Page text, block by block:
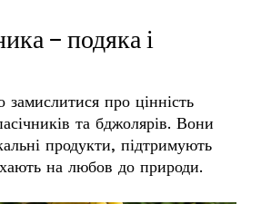
– подяка і
замислитися про цінність
та бджолярів. Вони
продукти, підтримують
на любов до природи.